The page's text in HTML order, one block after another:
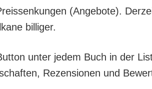
(Ange­bo­te).
billiger.
unter jedem Buch in der
Rezen­sio­nen und